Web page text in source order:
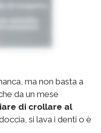
ma non basta a
da un mese
di crollare al
si lava i denti o è